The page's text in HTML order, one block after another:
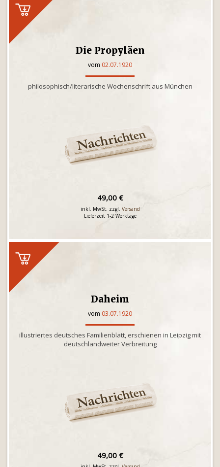
Die Propyläen
vom 02.07.1920
philosophisch/literarische Wochenschrift aus München
49,00 €
inkl. MwSt. zzgl. Versand
Lieferzeit 1-2 Werktage
Daheim
vom 03.07.1920
illustriertes deutsches Familienblatt, erschienen in Leipzig mit
deutschlandweiter Verbreitung
49,00 €